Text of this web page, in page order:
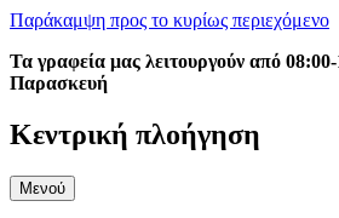
Παράκαμψη προς το κυρίως περιεχόμενο
Τα γραφεία μας λειτουργούν από
Παρασκευή
Κεντρική πλοήγηση
Μενού